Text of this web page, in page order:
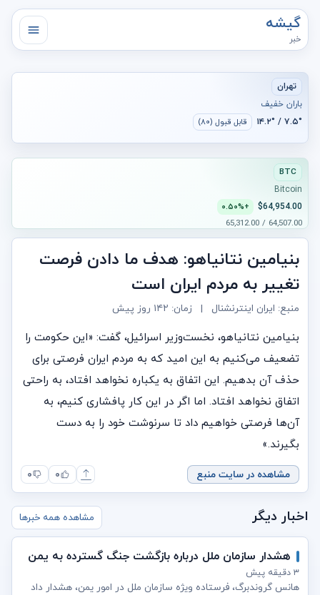
گیشه
خبر
تهران
باران خفیف
۷.۵° / ۱۴.۲° قابل قبول (۸۰)
BTC
Bitcoin
$64,954.00
+۰.۵۰%
64,507.00 / 65,312.00
بنیامین نتانیاهو: هدف ما دادن فرصت
تغییر به مردم ایران است
منبع: ایران اینترنشنال | زمان: ۱۴۲ روز پیش
بنیامین نتانیاهو، نخست‌وزیر اسرائیل، گفت: «این حکومت را
تضعیف می‌کنیم به این امید که به مردم ایران فرصتی برای
حذف آن بدهیم. این اتفاق به یکباره نخواهد افتاد، به راحتی
اتفاق نخواهد افتاد. اما اگر در این کار پافشاری کنیم، به
آن‌ها فرصتی خواهیم داد تا سرنوشت خود را به دست
بگیرند.»
مشاهده در سایت منبع ۰ ۰
اخبار دیگر مشاهده همه خبرها
هشدار سازمان ملل درباره بازگشت جنگ گسترده به یمن
۳ دقیقه پیش
هانس گروندبرگ، فرستاده ویژه سازمان ملل در امور یمن، هشدار داد